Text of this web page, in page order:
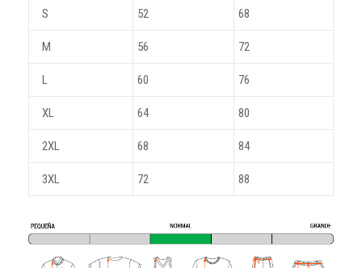
S 52 68
M 56 72
L 60 76
XL 64 80
2XL 68 84
3XL 72 88